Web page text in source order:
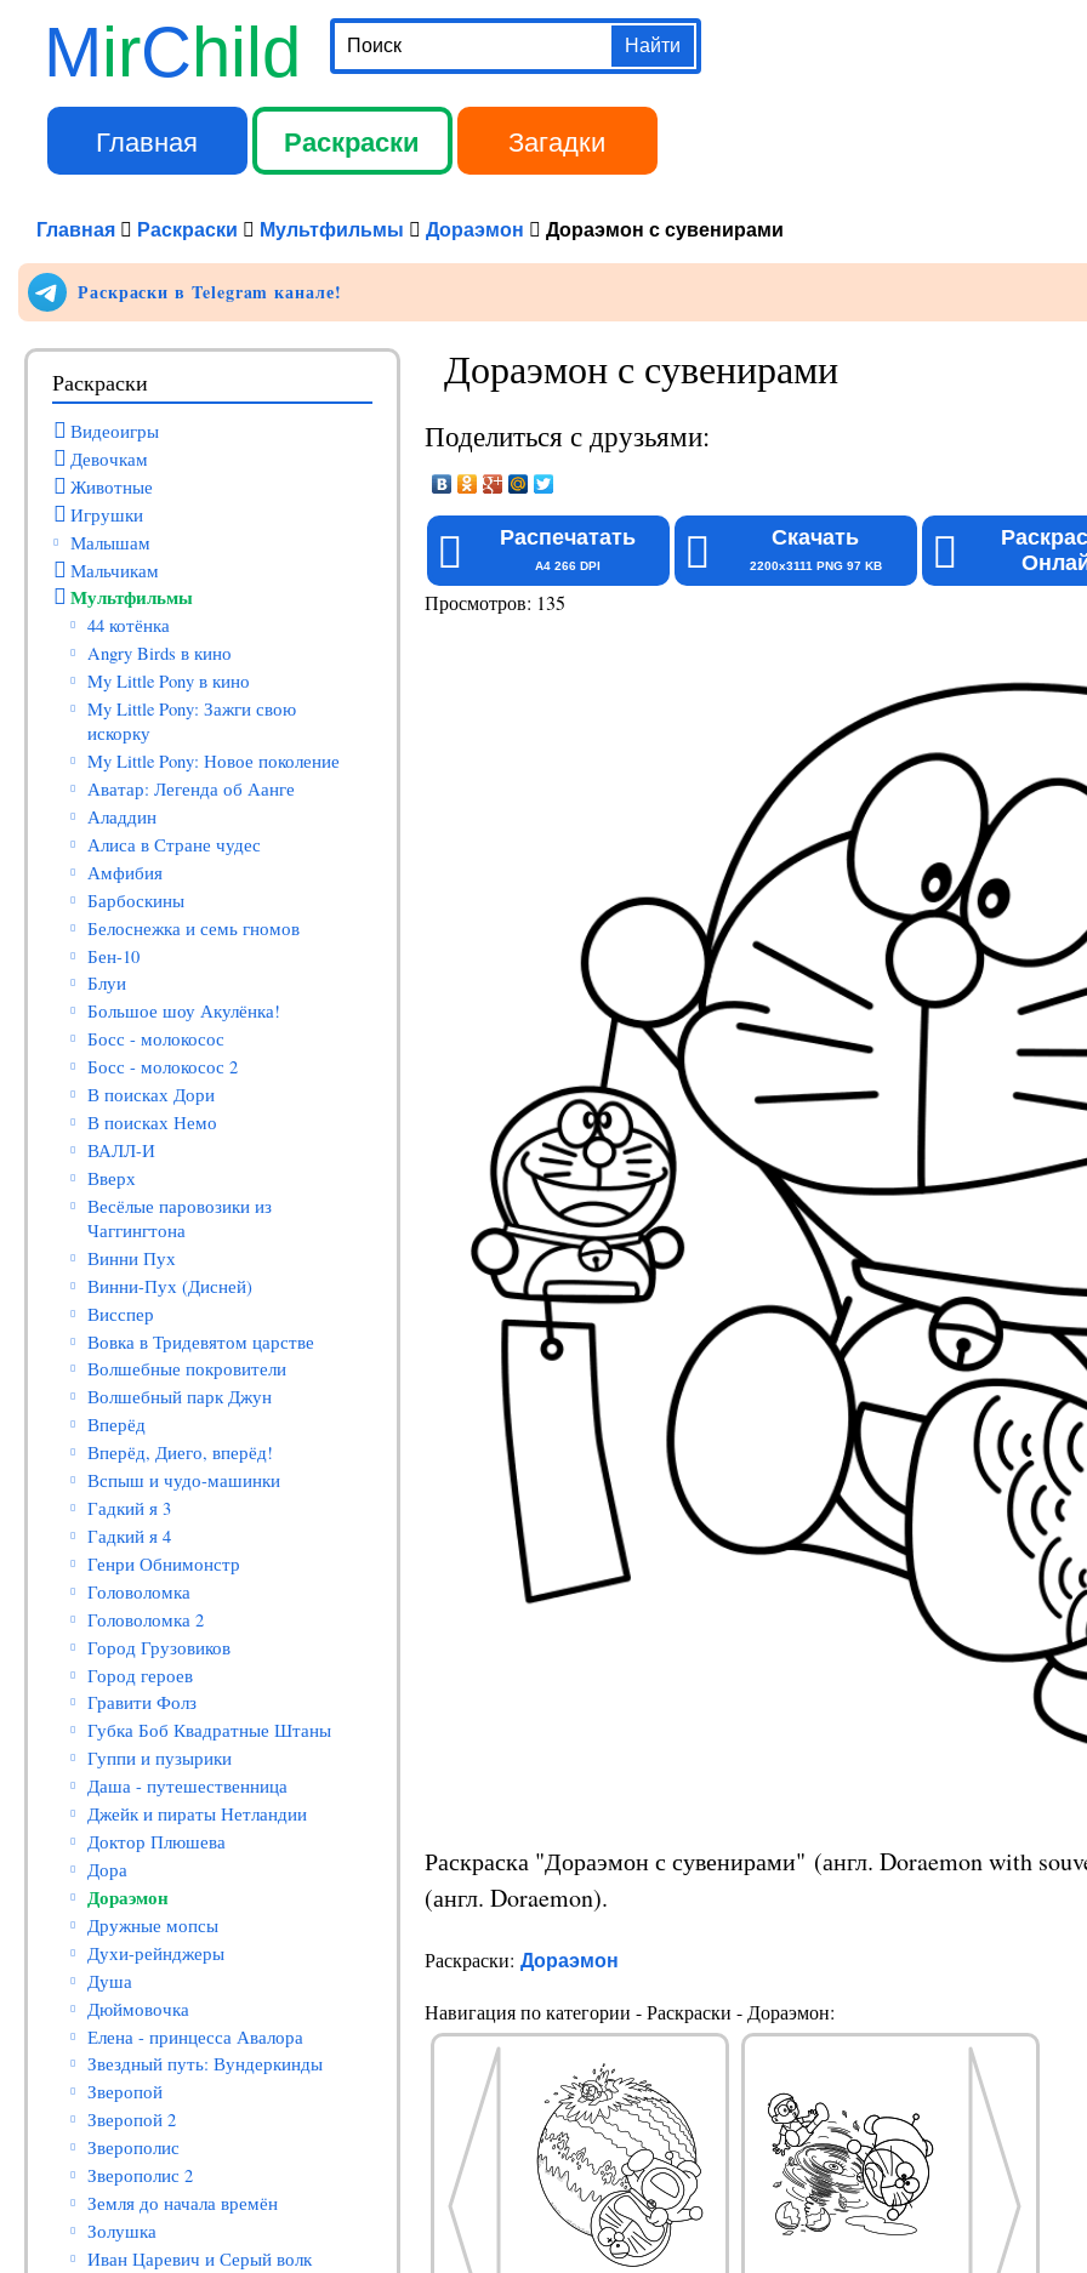
MirChild Поиск
Главное меню
Главная Раскраски Загадки
Главная Раскраски Мультфильмы Дораэмон Дораэмон с сувенирами
Раскраски в Telegram канале!
Раскраски
Видеоигры
Девочкам
Животные
Игрушки
Малышам
Мальчикам
Мультфильмы
44 котёнка
Angry Birds в кино
My Little Pony в кино
My Little Pony: Зажги свою
искорку
My Little Pony: Новое поколение
Аватар: Легенда об Аанге
Аладдин
Алиса в Стране чудес
Амфибия
Барбоскины
Белоснежка и семь гномов
Бен-10
Блуи
Большое шоу Акулёнка!
Босс - молокосос
Босс - молокосос 2
В поисках Дори
В поисках Немо
ВАЛЛ-И
Вверх
Весёлые паровозики из
Чаггингтона
Винни Пух
Винни-Пух (Дисней)
Висспер
Вовка в Тридевятом царстве
Волшебные покровители
Волшебный парк Джун
Вперёд
Вперёд, Диего, вперёд!
Вспыш и чудо-машинки
Гадкий я 3
Гадкий я 4
Генри Обнимонстр
Головоломка
Головоломка 2
Город Грузовиков
Город героев
Гравити Фолз
Губка Боб Квадратные Штаны
Гуппи и пузырики
Даша - путешественница
Джейк и пираты Нетландии
Доктор Плюшева
Дора
Дораэмон
Дружные мопсы
Духи-рейнджеры
Душа
Дюймовочка
Елена - принцесса Авалора
Звездный путь: Вундеркинды
Зверопой
Зверопой 2
Зверополис
Зверополис 2
Земля до начала времён
Золушка
Иван Царевич и Серый волк
Дораэмон с сувенирами
Поделиться с друзьями:
Распечатать
A4 266 DPI
Скачать
2200x3111 PNG 97 KB
Просмотров: 135
Раскраска "Дораэмон с сувенирами" (англ. Doraemon with
(англ. Doraemon).
Раскраски: Дораэмон
Навигация по категории - Раскраски - Дораэмон: